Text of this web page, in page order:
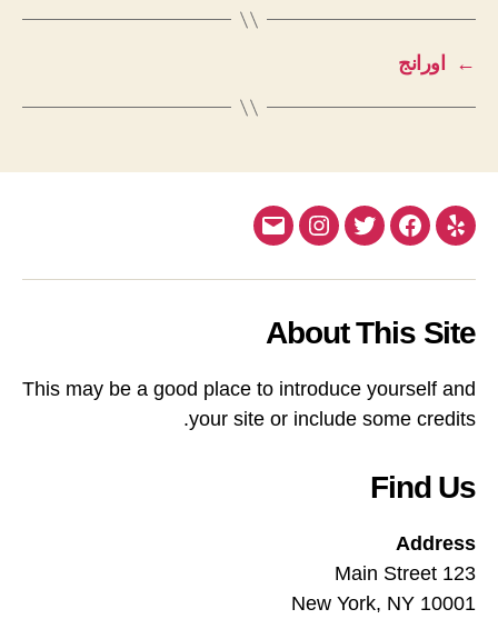
← اورانج
Yelp
Facebook
Twitter
Instagram
Email
About This Site
This may be a good place to introduce yourself and
your site or include some credits.
Find Us
Address
123 Main Street
New York, NY 10001